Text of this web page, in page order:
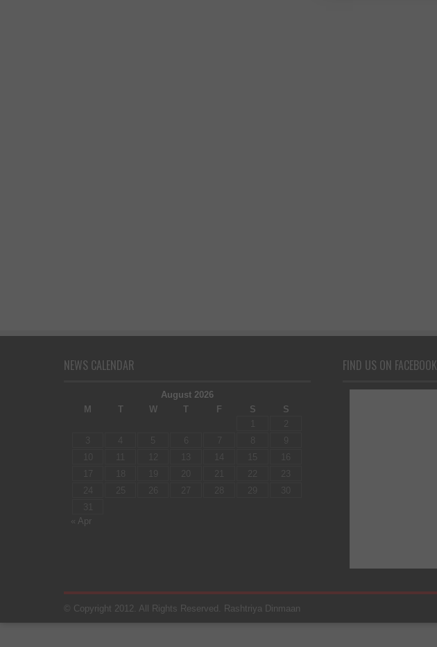
NEWS CALENDAR
August 2026
M
T W T F S
S
1
2
3
5 7 8
10
11 12 13 14 15
16
17
18 19 20 21 22
23
24
25 26 27 28 29
30
31
« Apr
FIND US ON FACEBOOK
© Copyright 2012. All Rights Reserved. Rashtriya Dinmaan